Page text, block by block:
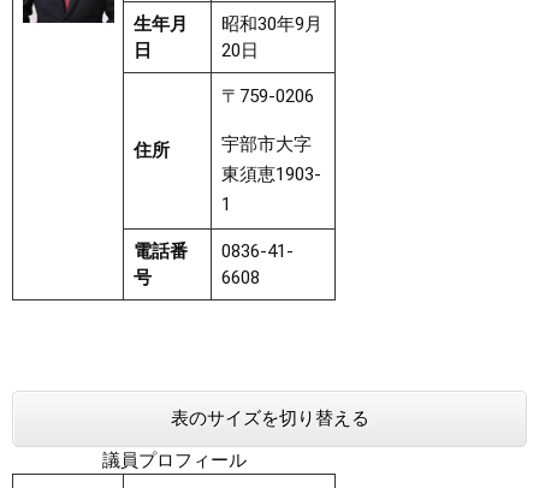
生年月
日
昭和30年9月
20日
住所
〒759-0206
宇部市大字
東須恵1903-
1
電話番
号
0836-41-
6608
表のサイズを切り替える
議員プロフィール